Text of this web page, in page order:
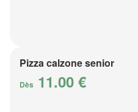
Pizza calzone senior
Dès 11.00 €